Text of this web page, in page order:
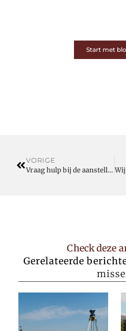
Start met
VORIGE
Vraag hulp bij de aanstelling van een preventieadviseur
Check deze
Gerelateerde